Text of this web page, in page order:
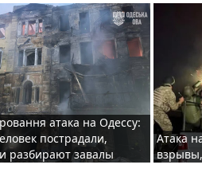
атака на Одессу:
пострадали,
разбирают завалы
Атака